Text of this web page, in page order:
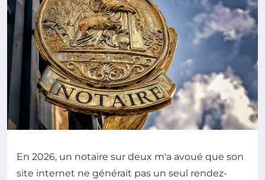
En 2026, un notaire sur deux m'a avoué que son
site internet ne générait pas un seul rendez-